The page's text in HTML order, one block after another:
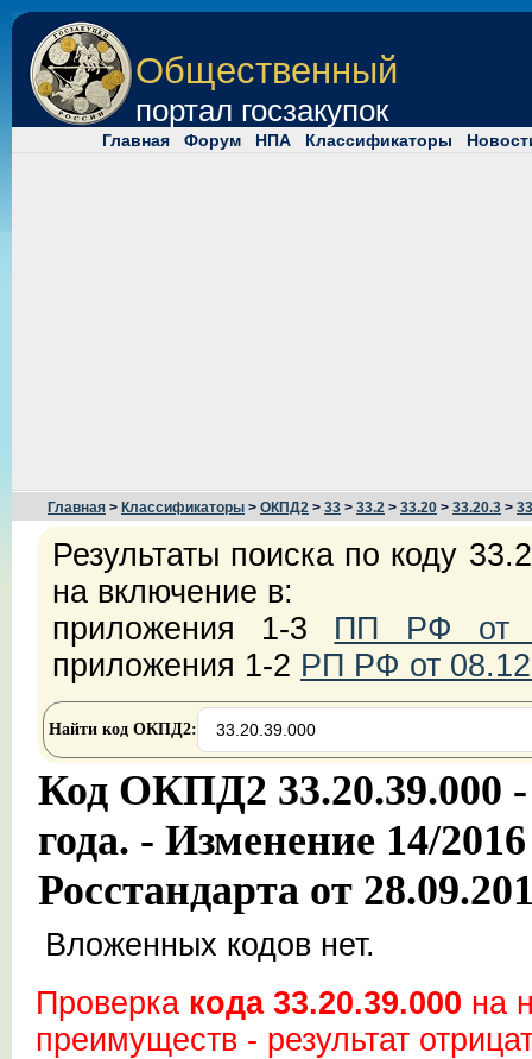
Общественный
портал госзакупок
Главная Форум НПА Классификаторы
Главная > Классификаторы > ОКПД2 > 33 > 33.2 > 33.20 > 33.20.3 >
Результаты поиска по коду
на включение в:
приложения 1-3 ПП РФ от
приложения 1-2 РП РФ от
Найти код ОКПД2:
Код ОКПД2 33.20.39.000
года. - Изменение 14/
Росстандарта от
Вложенных кодов нет.
Проверка кода 33.20.39.000 на
преимуществ - результат